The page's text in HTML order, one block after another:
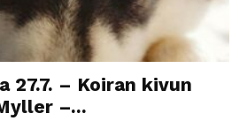
27.7. – Koiran kivun
–...